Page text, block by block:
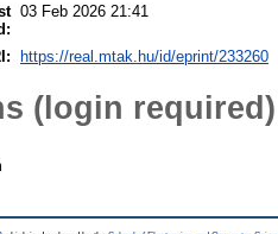
03 Feb 2026 21:41
https://real.mtak.hu/id/eprint/233260
(login required)